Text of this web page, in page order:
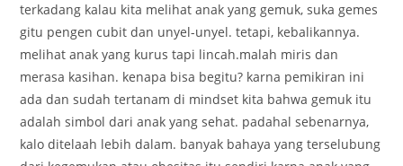
terkadang kalau kita melihat anak yang gemuk, suka gemes
gitu pengen cubit dan unyel-unyel. tetapi, kebalikannya.
melihat anak yang kurus tapi lincah.malah miris dan
merasa kasihan. kenapa bisa begitu? karna pemikiran ini
ada dan sudah tertanam di mindset kita bahwa gemuk itu
adalah simbol dari anak yang sehat. padahal sebenarnya,
kalo ditelaah lebih dalam. banyak bahaya yang terselubung